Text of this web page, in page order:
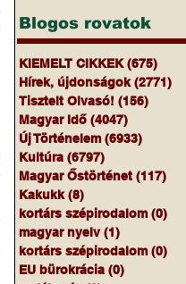
Blogos rovatok
KIEMELT CIKKEK (675)
Hírek, újdonságok (2771)
Tisztelt Olvasó! (156)
Magyar Idő (4047)
Új Történelem (6933)
Kultúra (6797)
Magyar Őstörténet (117)
Kakukk (8)
kortárs szépirodalom (0)
magyar nyelv (1)
kortárs szépirodalom (0)
EU bürokrácia (0)